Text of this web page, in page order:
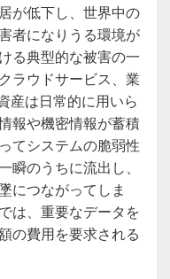
が低下し、世界中の
者になりうる環境が
る典型的な被害の一
ラウドサービス、業
産は日常的に用いら
報や機密情報が蓄積
てシステムの脆弱性
瞬のうちに流出し、
につながってしま
は、重要なデータを
の費用を要求される